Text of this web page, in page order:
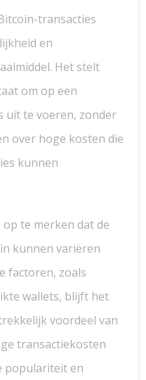
transacties
en
Het stelt
om op een
uit te voeren, zonder
over hoge kosten die
kunnen
te merken dat de
kunnen variëren
factoren, zoals
wallets, blijft het
voordeel van
transactiekosten
populariteit en